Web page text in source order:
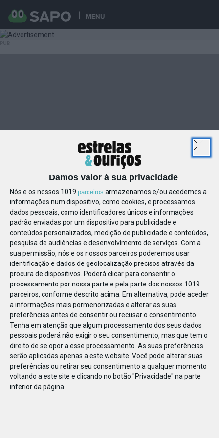
MENU
Damos valor à sua privacidade
Nós e os nossos 1019 parceiros armazenamos e/ou acedemos a
informações num dispositivo, como cookies, e processamos
dados pessoais, como identificadores únicos e informações
padrão enviadas por um dispositivo para publicidade e
conteúdos personalizados, medição de publicidade e conteúdos,
pesquisa de audiências e desenvolvimento de serviços. Com a
sua permissão, nós e os nossos parceiros poderemos usar
identificação e dados de geolocalização precisos através da
procura de dispositivos. Poderá clicar para consentir o
processamento por nossa parte e pela parte dos nossos 1019
parceiros, conforme descrito acima. Em alternativa, pode aceder
a informações mais pormenorizadas e alterar as suas
preferências antes de consentir ou recusar o consentimento.
Tenha em atenção que algum processamento dos seus dados
pessoais poderá não exigir o seu consentimento, mas que tem o
direito de se opor a esse processamento. As suas preferências
serão aplicadas apenas a este website. Você pode alterar suas
preferências ou retirar seu consentimento a qualquer momento
voltando a este site e clicando no botão "Privacidade" na parte
inferior da página.
871132070541252